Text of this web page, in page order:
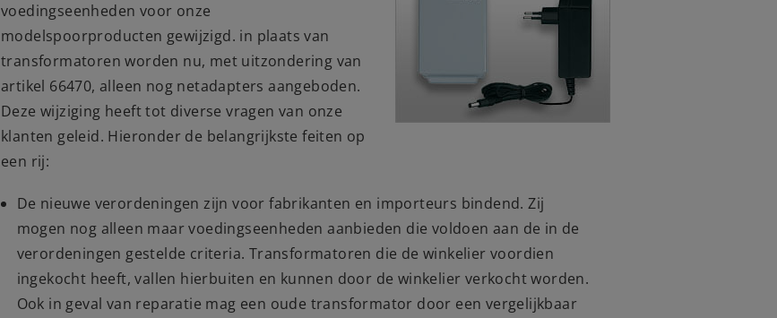
voedingseenheden voor onze
modelspoorproducten gewijzigd. in plaats van
transformatoren worden nu, met uitzondering van
artikel 66470, alleen nog netadapters aangeboden.
Deze wijziging heeft tot diverse vragen van onze
klanten geleid. Hieronder de belangrijkste feiten op
een rij:
De nieuwe verordeningen zijn voor fabrikanten en importeurs bindend. Zij
mogen nog alleen maar voedingseenheden aanbieden die voldoen aan de in de
verordeningen gestelde criteria. Transformatoren die de winkelier voordien
ingekocht heeft, vallen hierbuiten en kunnen door de winkelier verkocht worden.
Ook in geval van reparatie mag een oude transformator door een vergelijkbaar